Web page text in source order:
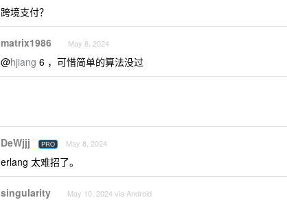
跨境支付？
matrix1986 May 8, 2024
@hjiang 6 ，可惜简单的算法没过
DeWjjj PRO May 8, 2024
erlang 太难招了。
singularity May 10, 2024 via Android